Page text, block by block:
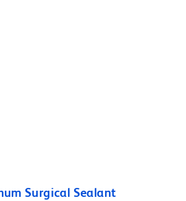
Surgical Sealant